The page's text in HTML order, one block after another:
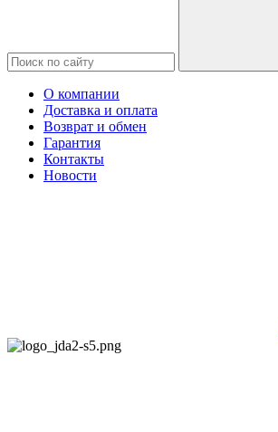
О компании
Доставка и оплата
Возврат и обмен
Гарантия
Контакты
Новости